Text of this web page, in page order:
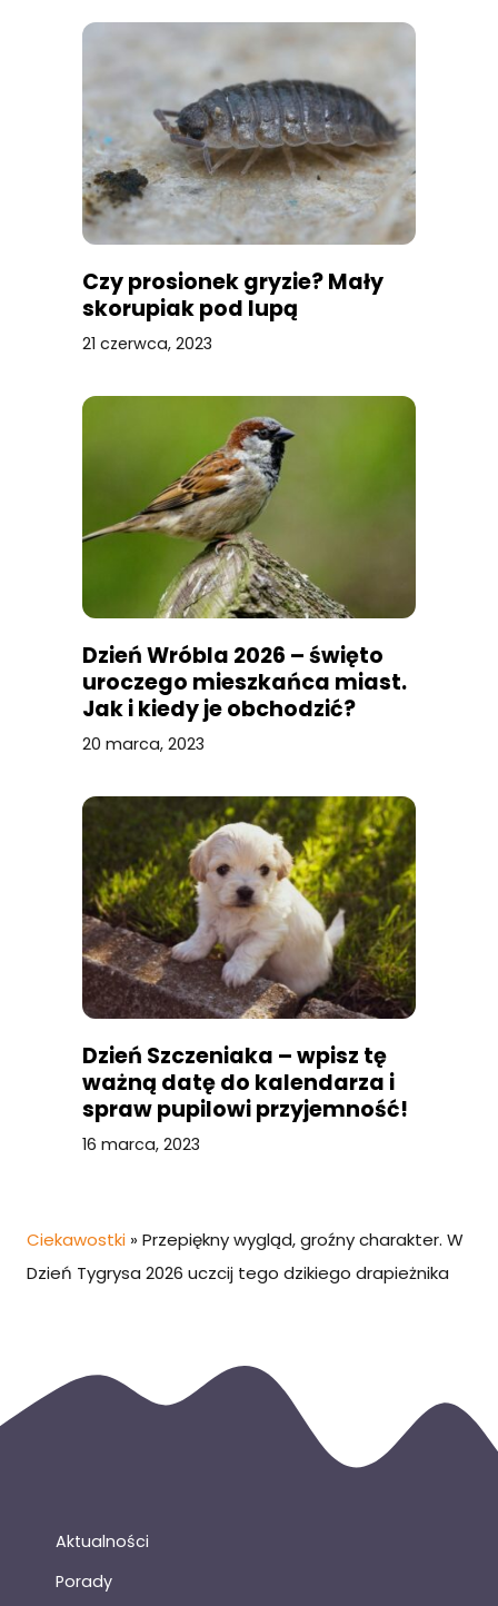
Czy prosionek gryzie? Mały
skorupiak pod lupą
21 czerwca, 2023
Dzień Wróbla 2026 – święto
uroczego mieszkańca miast.
Jak i kiedy je obchodzić?
20 marca, 2023
Dzień Szczeniaka – wpisz tę
ważną datę do kalendarza i
spraw pupilowi przyjemność!
16 marca, 2023
Ciekawostki » Przepiękny wygląd, groźny charakter. W
Dzień Tygrysa 2026 uczcij tego dzikiego drapieżnika
Aktualności
Porady